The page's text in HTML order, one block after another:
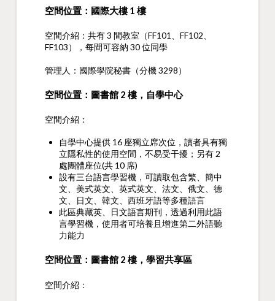
空間位置：國際大樓 1 樓
空間介紹：共有 3 間教室（FF101、FF102、
FF103），每間可容納 30 位同學
管理人：國際學院秘書（分機 3298）
空間位置：圖書館 2 樓，自學中心
空間介紹：
自學中心提供 16 座獨立席次位，讀者具有獨
立隱私性的使用空間，不易受干擾；另有 2
處團體座位(共 10 席)
設有三台語言學習機，可讀取包含繁、簡中
文、美式英文、英式英文、法文、俄文、德
文、日文、韓文、西班牙語等多種語言
此區典藏英、日文語言期刊，透過利用此語
言學習機，使用者可培養且增進第二外語聽
力能力
空間位置：圖書館 2 樓，學習共享區
空間介紹：